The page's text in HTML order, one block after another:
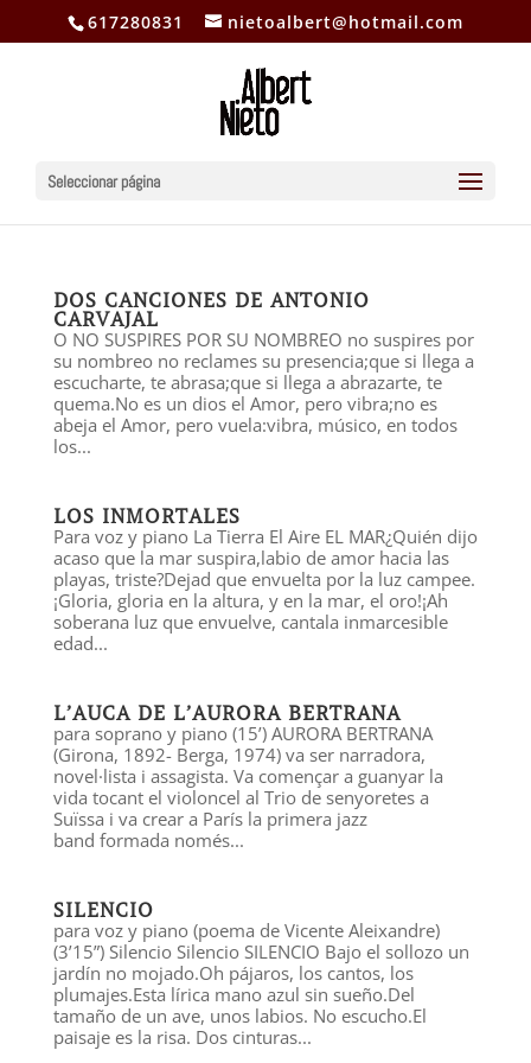
617280831 nietoalbert@hotmail.com
Seleccionar página
DOS CANCIONES DE ANTONIO
CARVAJAL
O NO SUSPIRES POR SU NOMBREO no suspires por
su nombre​o no reclames su presencia;​que si llega a
escucharte, te abrasa;​que si llega a abrazarte, te
quema.No es un dios el Amor, pero vibra;​no es
abeja el Amor, pero vuela:​vibra, músico, en todos
los...
LOS INMORTALES
Para voz y piano La Tierra El Aire EL MAR¿Quién dijo
acaso que la mar suspira,​labio de amor hacia las
playas, triste?​Dejad que envuelta por la luz campee.​
¡Gloria, gloria en la altura, y en la mar, el oro!​¡Ah
soberana luz que envuelve, canta​la inmarcesible
edad...
L’AUCA DE L’AURORA BERTRANA
para soprano y piano (15’) AURORA BERTRANA
(Girona, 1892- Berga, 1974) va ser narradora,
novel·lista i assagista. Va començar a guanyar la
vida tocant el violoncel al Trio de senyoretes a
Suïssa i va crear a París la primera jazz
band formada només...
SILENCIO
para voz y piano (poema de Vicente Aleixandre)
(3’15”) Silencio Silencio SILENCIO Bajo el sollozo un
jardín no mojado.Oh pájaros, los cantos, los
plumajes.Esta lírica mano azul sin sueño.Del
tamaño de un ave, unos labios. No escucho.El
paisaje es la risa. Dos cinturas...